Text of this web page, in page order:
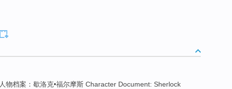
人物档案：歇洛克•福尔摩斯 Character Document: Sherlock